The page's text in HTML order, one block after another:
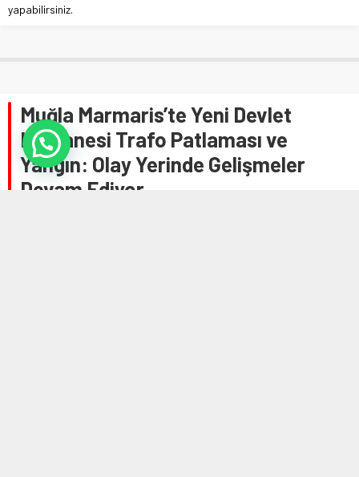
yapabilirsiniz.
Muğla Marmaris’te Yeni Devlet
Hastanesi Trafo Patlaması ve
Yangın: Olay Yerinde Gelişmeler
Devam Ediyor